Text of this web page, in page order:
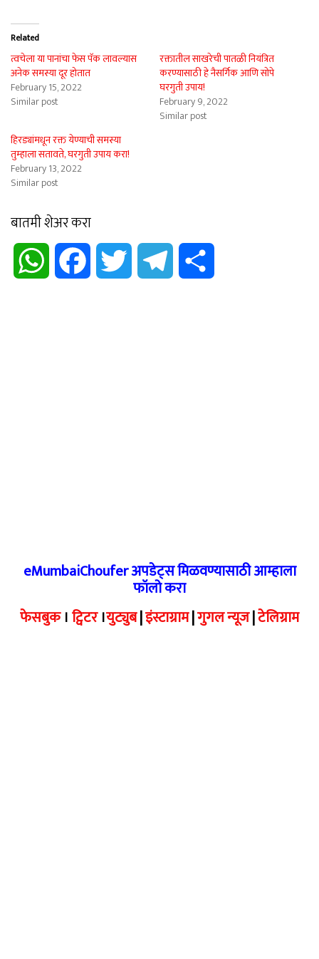
Related
त्वचेला या पानांचा फेस पॅक लावल्यास
अनेक समस्या दूर होतात
February 15, 2022
Similar post
रक्तातील साखरेची पातळी नियंत्रित
करण्यासाठी हे नैसर्गिक आणि सोपे
घरगुती उपाय!
February 9, 2022
Similar post
हिरड्यांमधून रक्त येण्याची समस्या
तुम्हाला सतावते, घरगुती उपाय करा!
February 13, 2022
Similar post
बातमी शेअर करा
WhatsApp Facebook Twitter Telegram
eMumbaiChoufer अपडेट्स मिळवण्यासाठी आम्हाला
फॉलो करा
फेसबुक।ट्विटर।युट्युब|इंस्टाग्राम|गुगल न्यूज|टेलिग्राम